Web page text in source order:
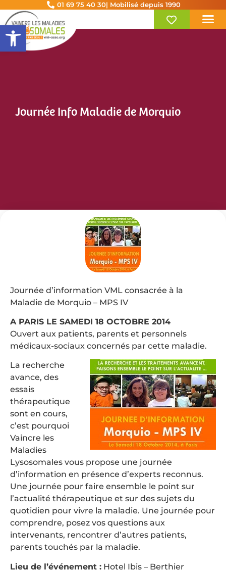
Ouvrir la barre d’outils
01 69 75 40 30| Mobilisé depuis 1990
Journée Info Maladie de Morquio
Journée d’information VML consacrée à la
Maladie de Morquio – MPS IV
A PARIS LE SAMEDI 18 OCTOBRE 2014
Ouvert aux patients, parents et personnels
médicaux-sociaux concernés par cette maladie.
La recherche
avance, des
essais
thérapeutique
sont en cours,
c’est pourquoi
Vaincre les
Maladies
Lysosomales vous propose une journée
d’information en présence d’experts reconnus.
Une journée pour faire ensemble le point sur
l’actualité thérapeutique et sur des sujets du
quotidien pour vivre la maladie. Une journée pour
comprendre, posez vos questions aux
intervenants, rencontrer d’autres patients,
parents touchés par la maladie.
Lieu de l’événement : Hotel Ibis – Berthier